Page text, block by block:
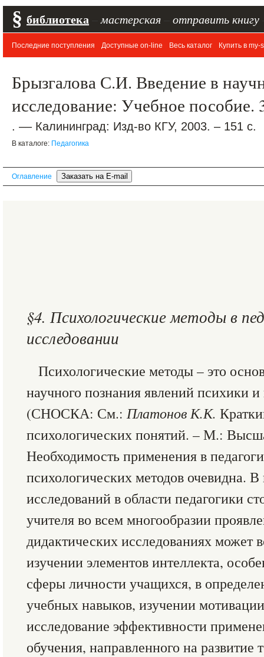
§ библиотека мастерская отправить книгу
Последние поступления Доступные on-line Весь каталог Купить в my-
Брызгалова С.И. Введение в
исследование: Учебное пособие.
. –– Калининград: Изд-во КГУ, 2003. – 151 с.
В каталоге: Педагогика
Оглавление
§4. Психологические методы в
исследовании
Психологические методы – это
научного познания явлений психики
(СНОСКА: См.: Платонов К.К.
психологических понятий. – М.:
Необходимость применения в
психологических методов очевидна.
исследований в области педагогики
учителя во всем многообразии
дидактических исследованиях может
изучении элементов интеллекта,
сферы личности учащихся, в
учебных навыков, изучении
исследование эффективности
обучения, направленного на развитие